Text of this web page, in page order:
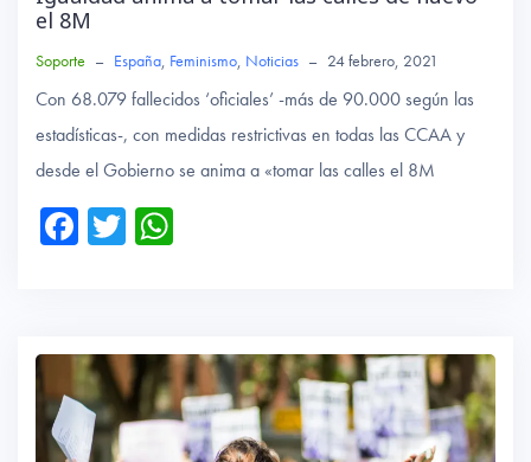
el 8M
Soporte – España, Feminismo, Noticias – 24 febrero, 2021
Con 68.079 fallecidos ‘oficiales’ -más de 90.000 según las
estadísticas-, con medidas restrictivas en todas las CCAA y
desde el Gobierno se anima a «tomar las calles el 8M
Fa
ok
T
p
p